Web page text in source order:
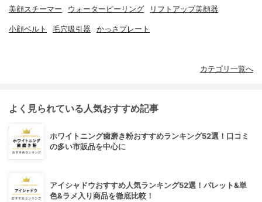
美顔スチーマー ウォーターピーリング リフトアップ美顔器
小顔ベルト 毛穴吸引器 かっさプレート
カテゴリ一覧へ
よく見られている人気おすすめ記事
ホワイトニング歯磨き粉おすすめランキング52選！口コミ
の多い市販品を中心に
アイシャドウおすすめ人気ランキング52選！パレット&単
色&ラメ入り商品を徹底比較！